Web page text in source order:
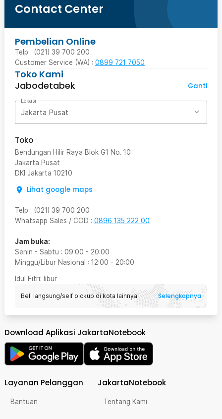
Contact Center
Pembelian Online
Telp : (021) 39 700 200
Customer Service (WA) : 0899 721 7050
Toko Kami
Jabodetabek
Ganti
Lokasi
Jakarta Pusat
Toko
Bendungan Hilir Raya Blok G1 No. 10
Jakarta Pusat
DKI Jakarta 10210
Lihat google maps
Telp : (021) 39 700 200
Whatsapp Sales / COD : 0896 135 222 00
Jam buka:
Senin - Sabtu : 09:00 - 20:00
Minggu/Libur Nasional : 12:00 - 20:00
Idul Fitri: libur
Beli langsung/self pickup di kota lainnya Selengkapnya
Download Aplikasi JakartaNotebook
Layanan Pelanggan
Bantuan
JakartaNotebook
Tentang Kami